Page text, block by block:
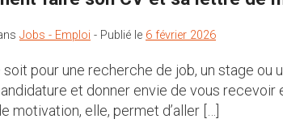
Jobs - Emploi - Publié le 6 février 2026
soit pour une recherche de job, un stage
et donner envie de vous recevoir
motivation, elle, permet d’aller […]